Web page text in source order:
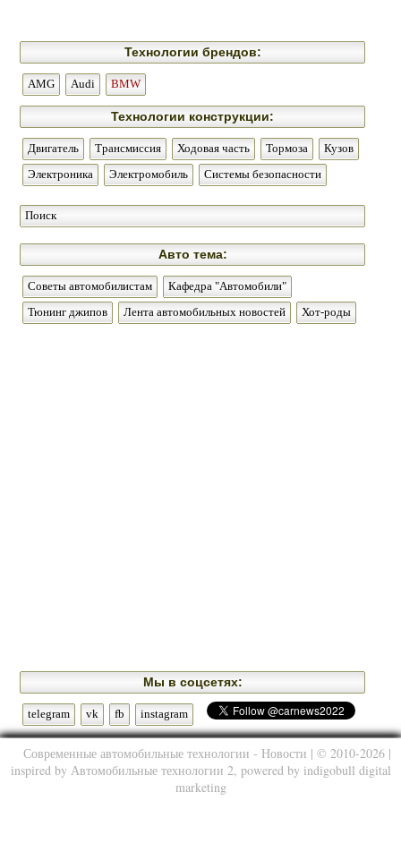
Технологии брендов:
AMG Audi BMW
Технологии конструкции:
Двигатель Трансмиссия Ходовая часть Тормоза
Кузов
Электроника
Электромобиль Системы безопасности
Поиск
Авто тема:
Советы автомобилистам
Кафедра "Автомобили"
Тюнинг джипов
Лента автомобильных новостей Хот-роды
Мы в соцсетях:
telegram vk fb instagram
Современные автомобильные технологии - Новости | © 2010-2026 |
inspired by Автомобильные технологии 2, powered by indigobull digital
marketing